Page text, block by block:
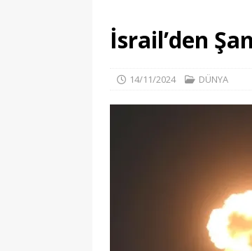
İsrail’den
14/11/2024 DÜNYA